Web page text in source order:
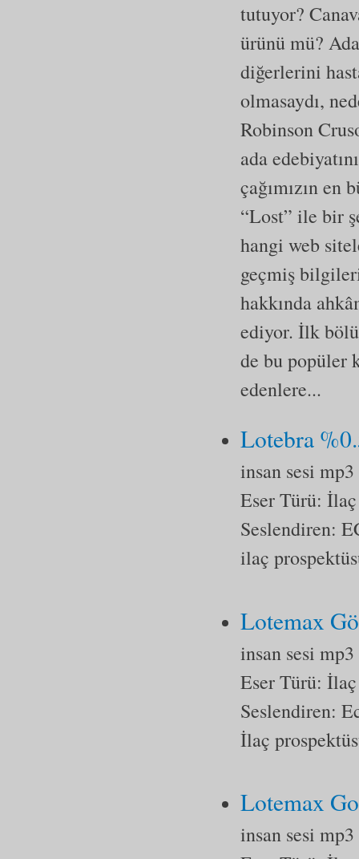
tutuyor?
ürünü mü?
diğerlerini
olmasaydı,
Robinson
ada
çağımızın
“Lost” ile bir
hangi web
geçmiş
hakkında
ediyor. İlk
de bu popüler
edenlere...
Lotebra
insan sesi mp3
Eser Türü:
Seslendiren:
ilaç
Lotemax
insan sesi mp3
Eser Türü:
Seslendiren:
İlaç
Lotemax
insan sesi mp3